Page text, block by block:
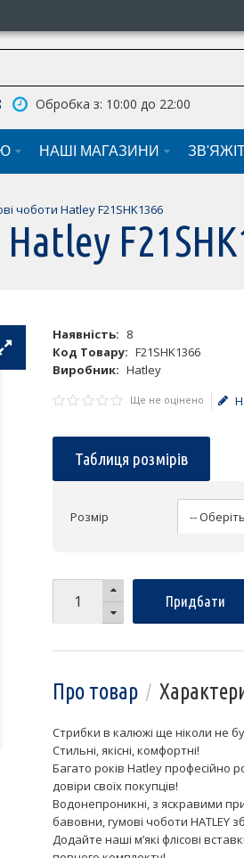
Обробка з: 10:00 до 22:00
НАШI МАГАЗИНИ
чоботи Hatley F21SHK1366
Наявність: 8
Код Товару: F21SHK1366
Виробник: Hatley
Ще не оцінено
Таблиця розмірів
Розмір
Придбати
Про товар
Стрибки в калюжі ще ніколи не
Стильні, якісні, комфортні!
Багато років Hatley професійно
довіри своїх покупців!
Водонепроникні, з яскравими
бавовни, гумові чоботи HATLEY
Додайте наші м’які флісові